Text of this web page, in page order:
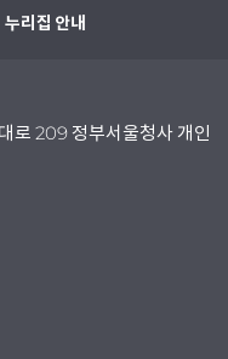
누리집 안내
로 209 정부서울청사 개인